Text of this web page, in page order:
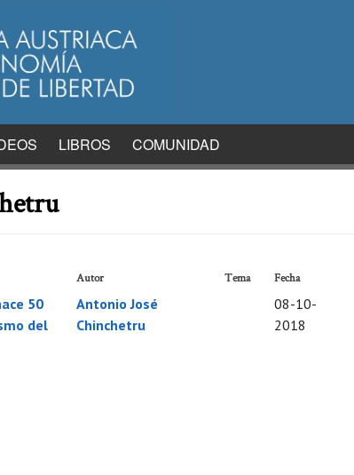
LIBROS COMUNIDAD
Autor Tema Fecha
50
del
Antonio José
Chinchetru
08-10-
2018